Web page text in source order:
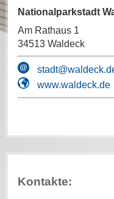
Nationalparkstadt
Am Rathaus 1
34513 Waldeck
www.waldeck.de
Kontakte: